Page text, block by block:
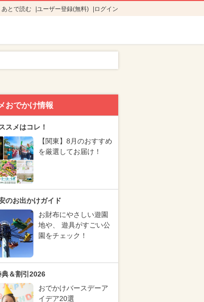
あとで読む ユーザー登録(無料) ログイン
おでかけ情報
スメはコレ！
【関東】8月のおすすめ
を厳選してお届け！
のお出かけガイド
お財布にやさしい遊園
地や、 遊具がすごい公
園をチェック！
＆割引2026
おでかけバースデーア
イデア20選